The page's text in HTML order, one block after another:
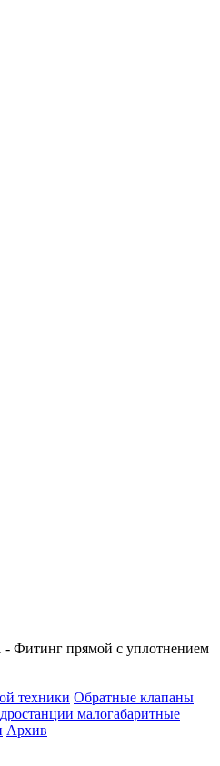
- Фитинг прямой с уплотнением
техники Обратные клапаны
малогабаритные
Архив